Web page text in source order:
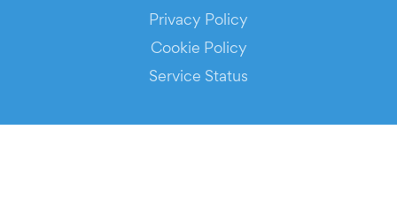
Privacy Policy
Cookie Policy
Service Status